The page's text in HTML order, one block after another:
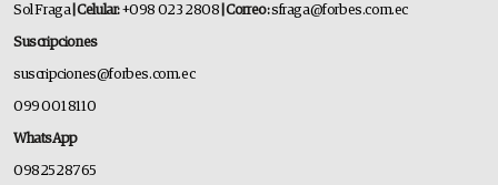
Sol Fraga| Celular:+098 023 2808 | Correo:sfraga@forbes.com.ec
Suscripciones
suscripciones@forbes.com.ec
099 001 8110
WhatsApp
0982528765